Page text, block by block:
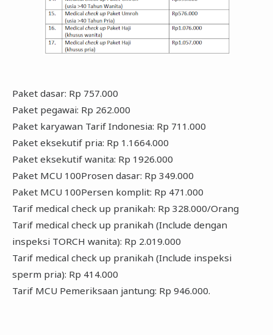
Paket dasar: Rp 757.000
Paket pegawai: Rp 262.000
Paket karyawan Tarif Indonesia: Rp 711.000
Paket eksekutif pria: Rp 1.1664.000
Paket eksekutif wanita: Rp 1926.000
Paket MCU 100Prosen dasar: Rp 349.000
Paket MCU 100Persen komplit: Rp 471.000
Tarif medical check up pranikah: Rp 328.000/Orang
Tarif medical check up pranikah (Include dengan
inspeksi TORCH wanita): Rp 2.019.000
Tarif medical check up pranikah (Include inspeksi
sperm pria): Rp 414.000
Tarif MCU Pemeriksaan jantung: Rp 946.000.